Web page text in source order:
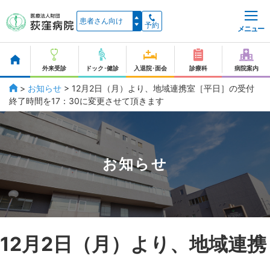
予約 メニュー
外来受診 ドック･健診 入退院･面会 診療科 病院案内
> お知らせ > 12月2日（月）より、地域連携室［平日］の受付
終了時間を17：30に変更させて頂きます
お知らせ
12月2日（月）より、地域連携